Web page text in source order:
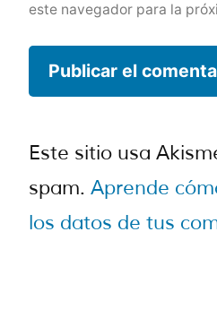
este navegador para la
Este sitio usa
spam. Aprende
los datos de tus